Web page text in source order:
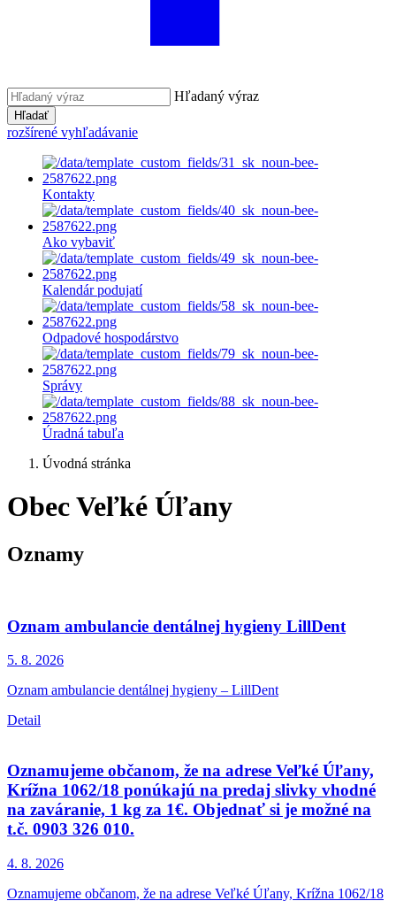
Hľadaný výraz
Hľadať
rozšírené vyhľadávanie
Kontakty
Ako vybaviť
Kalendár podujatí
Odpadové hospodárstvo
Správy
Úradná tabuľa
Úvodná stránka
Obec Veľké Úľany
Oznamy
Oznam ambulancie dentálnej hygieny LillDent
5. 8. 2026
Oznam ambulancie dentálnej hygieny – LillDent
Detail
Oznamujeme občanom, že na adrese Veľké Úľany,
Krížna 1062/18 ponúkajú na predaj slivky vhodné
na zaváranie, 1 kg za 1€. Objednať si je možné na
t.č. 0903 326 010.
4. 8. 2026
Oznamujeme občanom, že na adrese Veľké Úľany, Krížna 1062/18